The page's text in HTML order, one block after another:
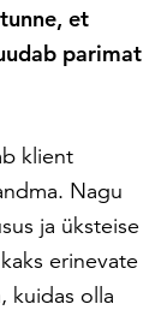
et
parimat
klient
Nagu
ja üksteise
erinevate
kuidas olla